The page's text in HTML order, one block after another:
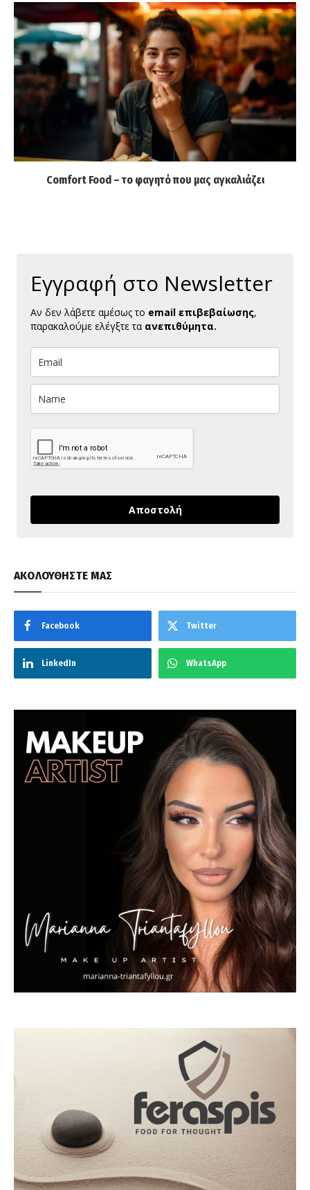
Comfort Food – το φαγητό που μας αγκαλιάζει
Εγγραφή στο Newsletter
Αν δεν λάβετε αμέσως το email επιβεβαίωσης,
παρακαλούμε ελέγξτε τα ανεπιθύμητα.
Αποστολή
ΑΚΟΛΟΥΘΗΣΤΕ ΜΑΣ
Facebook Twitter
LinkedIn WhatsApp